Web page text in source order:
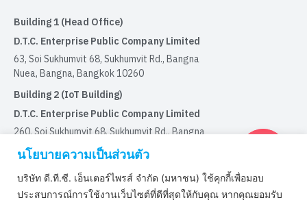
นโยบายความเป็นส่วนตัว
บริษัท ดี.ที.ซี. เอ็นเตอร์ไพรส์ จำกัด (มหาชน) ใช้คุกกี้เพื่อมอบ
ประสบการณ์การใช้งานเว็บไซต์ที่ดีที่สุดให้กับคุณ หากคุณยอมรับ
Building 1 (Head Office)
D.T.C. Enterprise Public Company Limited
63, Soi Sukhumvit 68, Sukhumvit Rd., Bangna
Nuea, Bangna, Bangkok 10260
Building 2 (IoT Building)
D.T.C. Enterprise Public Company Limited
260, Soi Sukhumvit 68, Sukhumvit Rd., Bangna
Nuea, Bangna, Bangkok 10260
取得認証